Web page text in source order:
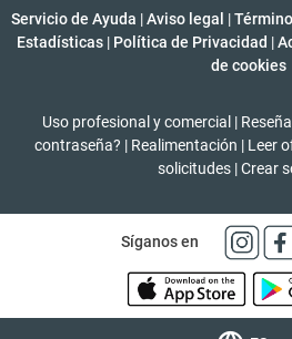
Servicio de Ayuda |Aviso legal |
Estadísticas | Política de Privacidad |
de cookies
Uso profesional y comercial |
contraseña? | Realimentación | Leer
solicitudes |Crear
Síganos en